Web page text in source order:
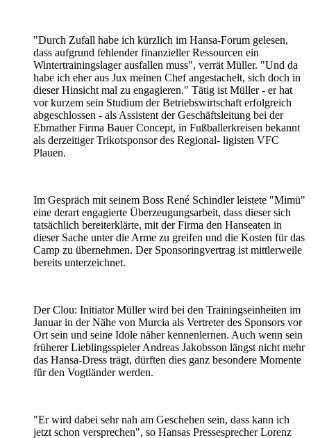
"Durch Zufall habe ich kürzlich im Hansa-Forum gelesen,
dass aufgrund fehlender finanzieller Ressourcen ein
Wintertrainingslager ausfallen muss", verrät Müller. "Und da
habe ich eher aus Jux meinen Chef angestachelt, sich doch in
dieser Hinsicht mal zu engagieren." Tätig ist Müller - er hat
vor kurzem sein Studium der Betriebswirtschaft erfolgreich
abgeschlossen - als Assistent der Geschäftsleitung bei der
Ebmather Firma Bauer Concept, in Fußballerkreisen bekannt
als derzeitiger Trikotsponsor des Regional- ligisten VFC
Plauen.
Im Gespräch mit seinem Boss René Schindler leistete "Mimü"
eine derart engagierte Überzeugungsarbeit, dass dieser sich
tatsächlich bereiterklärte, mit der Firma den Hanseaten in
dieser Sache unter die Arme zu greifen und die Kosten für das
Camp zu übernehmen. Der Sponsoringvertrag ist mittlerweile
bereits unterzeichnet.
Der Clou: Initiator Müller wird bei den Trainingseinheiten im
Januar in der Nähe von Murcia als Vertreter des Sponsors vor
Ort sein und seine Idole näher kennenlernen. Auch wenn sein
früherer Lieblingsspieler Andreas Jakobsson längst nicht mehr
das Hansa-Dress trägt, dürften dies ganz besondere Momente
für den Vogtländer werden.
"Er wird dabei sehr nah am Geschehen sein, dass kann ich
jetzt schon versprechen", so Hansas Pressesprecher Lorenz